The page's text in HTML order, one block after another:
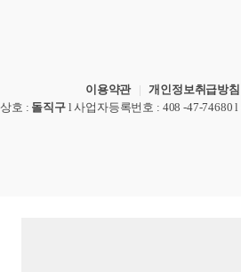
이용약관 |개인정보취급방침
상호 : 돌직구 l사업자등록번호 : 408 -47-74680 l